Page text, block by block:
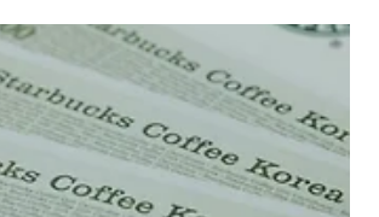
님이 직접 운영하는 거라고 하더군요.^^ 무엇보다 푹
니다. 게다가 주문한 커피 맛 역시 브라보~!! 직접 커피
지 진한 커피향을 제대로 맛 볼 수 있었어요. 아이스 까
카노 커피~^^ 진하면서도 은은한 아메리카노 향과 맛